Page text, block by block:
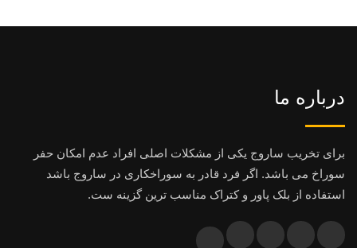
درباره ما
برای تخریب ساروج یکی از مشکلات اصلی افراد عدم امکان حفر
سوراخ می باشد. اگر فرد قادر به سوراخکاری در ساروج باشد
استفاده از بلک پاور و کتراک مناسب ترین گزینه ست.